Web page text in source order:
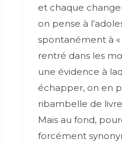
et chaque
on pense à
spontanément à «
rentré dans les
une évidence à
échapper, on en
ribambelle de
Mais au fond,
forcément